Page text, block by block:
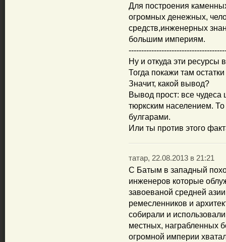
Для построения
огромных денежных,
средств,инженерных
большим империям.
Ну и откуда эти ресурсы
Тогда покажи там
Значит, какой вывод?
Вывод прост: все
тюркским населением. То
булгарами.
Или ты против этого
татар, 22.08.2013 в 21:21
С Батым в западный
инженеров которые
завоеваной средней
ремесленников и
собирали и
местных, награбленных
огромной империи